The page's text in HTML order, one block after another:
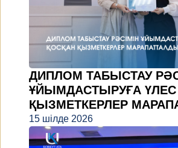
ДИПЛОМ ТАБЫСТАУ
ҰЙЫМДАСТЫРУҒА
ҚЫЗМЕТКЕРЛЕР
15 шілде 2026